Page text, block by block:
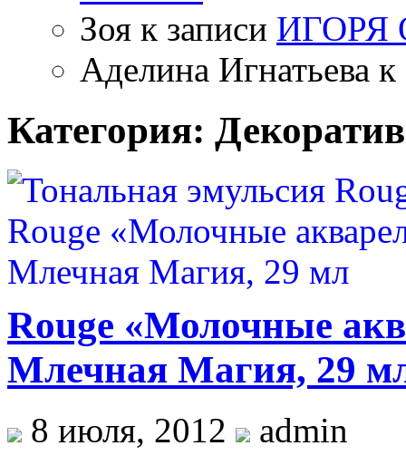
Зоя к записи ИГОРЯ
Аделина Игнатьева к
Категория:
Rouge «Молочные
Млечная Магия, 29
8 июля, 2012
admin